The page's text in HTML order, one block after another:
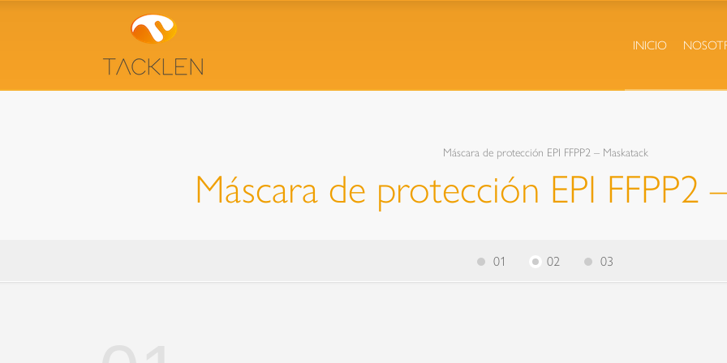
INICIO
Máscara de protección EPI FFPP2 – Maskatack
Máscara de protección EPI FFPP2
01 02 03